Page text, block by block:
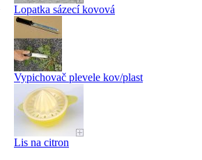
Lopatka sázecí kovová
Vypichovač plevele kov/plast
Lis na citron